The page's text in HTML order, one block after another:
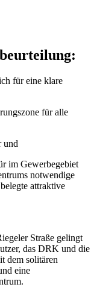
für eine klare
für alle
und
im Gewerbegebiet
notwendige
attraktive
Straße gelingt
das DRK und die
dem solitären
eine